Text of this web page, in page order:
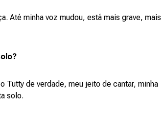
Até minha voz mudou, está mais grave, mais
Tutty de verdade, meu jeito de cantar, minha
solo.